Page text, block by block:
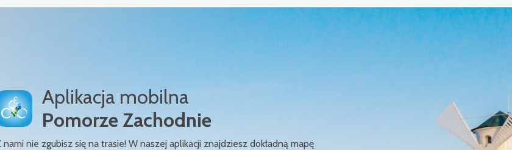
Aplikacja mobilna
Pomorze Zachodnie
nami nie zgubisz się na trasie! W naszej aplikacji znajdziesz dokładną mapę